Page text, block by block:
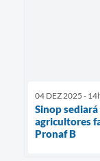
04 DEZ 2025 -
Sinop
agricultores
Pronaf B